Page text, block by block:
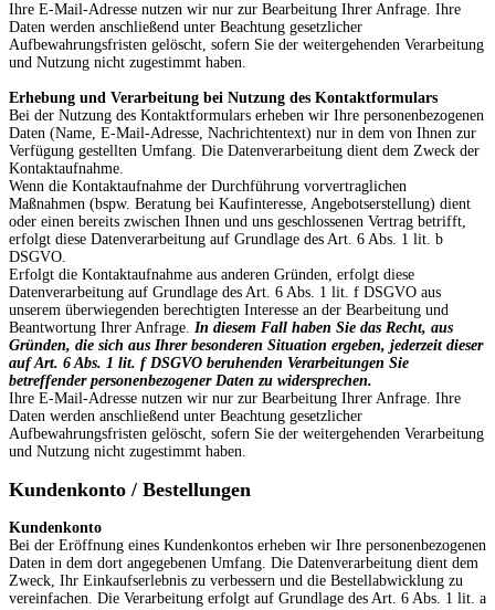
Ihre E-Mail-Adresse nutzen wir nur zur Bearbeitung Ihrer Anfrage. Ihre
Daten werden anschließend unter Beachtung gesetzlicher
Aufbewahrungsfristen gelöscht, sofern Sie der weitergehenden Verarbeitung
und Nutzung nicht zugestimmt haben.
Erhebung und Verarbeitung bei Nutzung des Kontaktformulars
Bei der Nutzung des Kontaktformulars erheben wir Ihre personenbezogenen
Daten (Name, E-Mail-Adresse, Nachrichtentext) nur in dem von Ihnen zur
Verfügung gestellten Umfang. Die Datenverarbeitung dient dem Zweck der
Kontaktaufnahme.
Wenn die Kontaktaufnahme der Durchführung vorvertraglichen
Maßnahmen (bspw. Beratung bei Kaufinteresse, Angebotserstellung) dient
oder einen bereits zwischen Ihnen und uns geschlossenen Vertrag betrifft,
erfolgt diese Datenverarbeitung auf Grundlage des Art. 6 Abs. 1 lit. b
DSGVO.
Erfolgt die Kontaktaufnahme aus anderen Gründen, erfolgt diese
Datenverarbeitung auf Grundlage des Art. 6 Abs. 1 lit. f DSGVO aus
unserem überwiegenden berechtigten Interesse an der Bearbeitung und
Beantwortung Ihrer Anfrage. In diesem Fall haben Sie das Recht, aus
Gründen, die sich aus Ihrer besonderen Situation ergeben, jederzeit dieser
auf Art. 6 Abs. 1 lit. f DSGVO beruhenden Verarbeitungen Sie
betreffender personenbezogener Daten zu widersprechen.
Ihre E-Mail-Adresse nutzen wir nur zur Bearbeitung Ihrer Anfrage. Ihre
Daten werden anschließend unter Beachtung gesetzlicher
Aufbewahrungsfristen gelöscht, sofern Sie der weitergehenden Verarbeitung
und Nutzung nicht zugestimmt haben.
Kundenkonto / Bestellungen
Kundenkonto
Bei der Eröffnung eines Kundenkontos erheben wir Ihre personenbezogenen
Daten in dem dort angegebenen Umfang. Die Datenverarbeitung dient dem
Zweck, Ihr Einkaufserlebnis zu verbessern und die Bestellabwicklung zu
vereinfachen. Die Verarbeitung erfolgt auf Grundlage des Art. 6 Abs. 1 lit. a